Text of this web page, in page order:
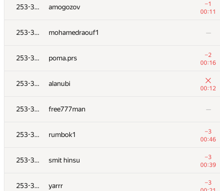
253-356 amogozov
−1
00:11
253-356 mohamedraouf1 —
253-356 poma.prs
−2
00:16
253-356 alanubi
00:12
253-356 free777man —
253-356 rumbok1
−3
00:46
253-356 smit hinsu
−3
00:39
253-356 yarrr
−3
163 /782
251 kazim
+7
01:33
252
+8
01:17